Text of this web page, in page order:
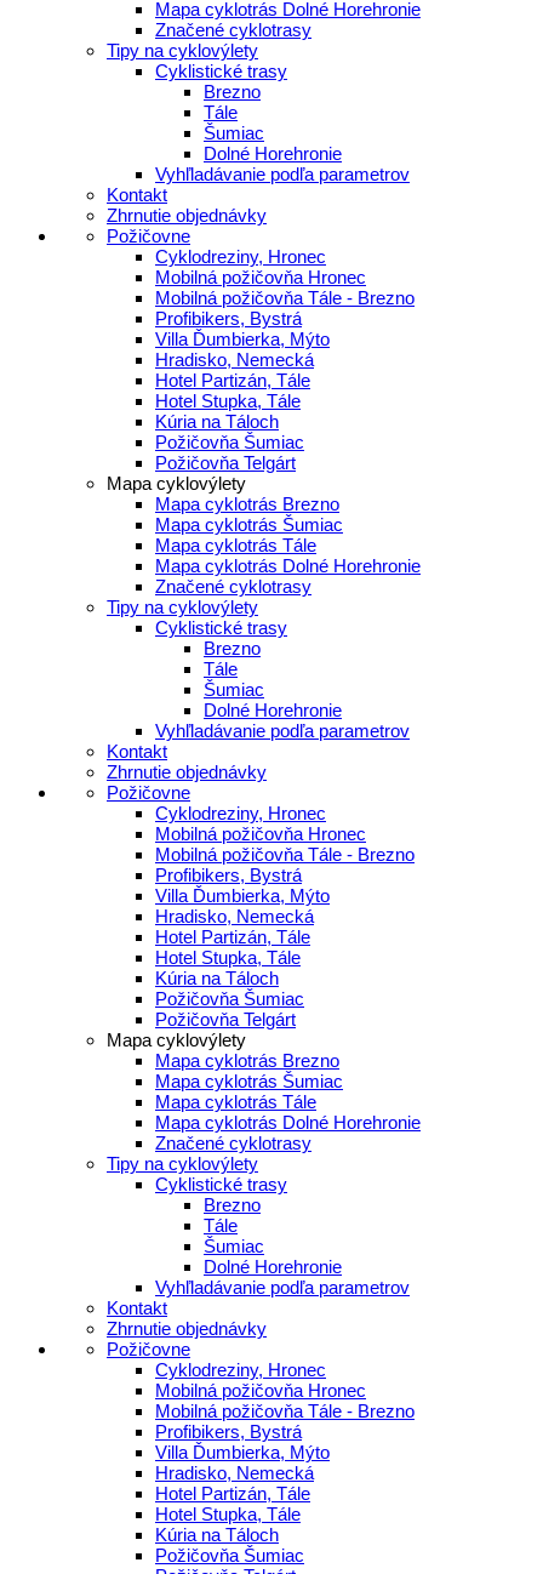
Mapa cyklotrás Dolné Horehronie
Značené cyklotrasy
Tipy na cyklovýlety
Cyklistické trasy
Brezno
Tále
Šumiac
Dolné Horehronie
Vyhľladávanie podľa parametrov
Kontakt
Zhrnutie objednávky
Požičovne
Cyklodreziny, Hronec
Mobilná požičovňa Hronec
Mobilná požičovňa Tále - Brezno
Profibikers, Bystrá
Villa Ďumbierka, Mýto
Hradisko, Nemecká
Hotel Partizán, Tále
Hotel Stupka, Tále
Kúria na Táloch
Požičovňa Šumiac
Požičovňa Telgárt
Mapa cyklovýlety
Mapa cyklotrás Brezno
Mapa cyklotrás Šumiac
Mapa cyklotrás Tále
Mapa cyklotrás Dolné Horehronie
Značené cyklotrasy
Tipy na cyklovýlety
Cyklistické trasy
Brezno
Tále
Šumiac
Dolné Horehronie
Vyhľladávanie podľa parametrov
Kontakt
Zhrnutie objednávky
Požičovne
Cyklodreziny, Hronec
Mobilná požičovňa Hronec
Mobilná požičovňa Tále - Brezno
Profibikers, Bystrá
Villa Ďumbierka, Mýto
Hradisko, Nemecká
Hotel Partizán, Tále
Hotel Stupka, Tále
Kúria na Táloch
Požičovňa Šumiac
Požičovňa Telgárt
Mapa cyklovýlety
Mapa cyklotrás Brezno
Mapa cyklotrás Šumiac
Mapa cyklotrás Tále
Mapa cyklotrás Dolné Horehronie
Značené cyklotrasy
Tipy na cyklovýlety
Cyklistické trasy
Brezno
Tále
Šumiac
Dolné Horehronie
Vyhľladávanie podľa parametrov
Kontakt
Zhrnutie objednávky
Požičovne
Cyklodreziny, Hronec
Mobilná požičovňa Hronec
Mobilná požičovňa Tále - Brezno
Profibikers, Bystrá
Villa Ďumbierka, Mýto
Hradisko, Nemecká
Hotel Partizán, Tále
Hotel Stupka, Tále
Kúria na Táloch
Požičovňa Šumiac